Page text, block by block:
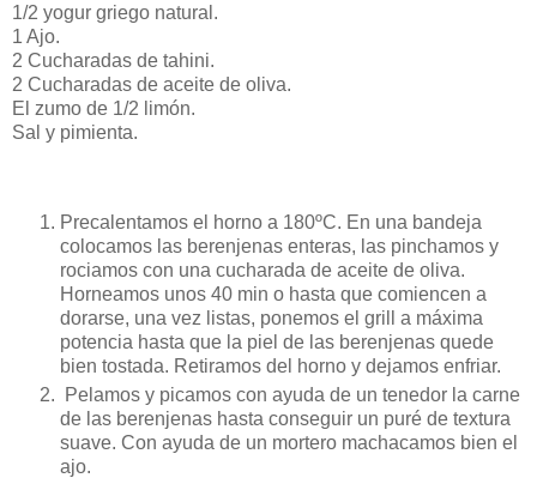
1/2 yogur griego natural.
1 Ajo.
2 Cucharadas de tahini.
2 Cucharadas de aceite de oliva.
El zumo de 1/2 limón.
Sal y pimienta.
Precalentamos el horno a 180ºC. En una bandeja
colocamos las berenjenas enteras, las pinchamos y
rociamos con una cucharada de aceite de oliva.
Horneamos unos 40 min o hasta que comiencen a
dorarse, una vez listas, ponemos el grill a máxima
potencia hasta que la piel de las berenjenas quede
bien tostada. Retiramos del horno y dejamos enfriar.
Pelamos y picamos con ayuda de un tenedor la carne
de las berenjenas hasta conseguir un puré de textura
suave. Con ayuda de un mortero machacamos bien el
ajo.